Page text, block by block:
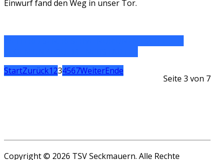
Einwurf fand den Weg in unser Tor.
Seite 3 von 7
StartZurück1234567WeiterEnde
Copyright © 2026 TSV Seckmauern. Alle Rechte